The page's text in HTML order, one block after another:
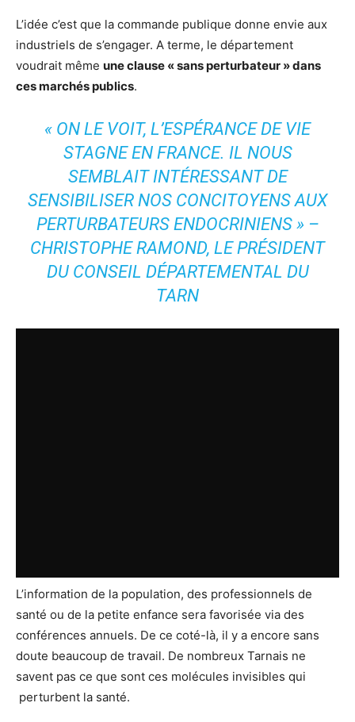
L’idée c’est que la commande publique donne envie aux
industriels de s’engager. A terme, le département
voudrait même une clause « sans perturbateur » dans
ces marchés publics.
« ON LE VOIT, L’ESPÉRANCE DE VIE
STAGNE EN FRANCE. IL NOUS
SEMBLAIT INTÉRESSANT DE
SENSIBILISER NOS CONCITOYENS AUX
PERTURBATEURS ENDOCRINIENS » –
CHRISTOPHE RAMOND, LE PRÉSIDENT
DU CONSEIL DÉPARTEMENTAL DU
TARN
L’information de la population, des professionnels de
santé ou de la petite enfance sera favorisée via des
conférences annuels. De ce coté-là, il y a encore sans
doute beaucoup de travail. De nombreux Tarnais ne
savent pas ce que sont ces molécules invisibles qui
perturbent la santé.